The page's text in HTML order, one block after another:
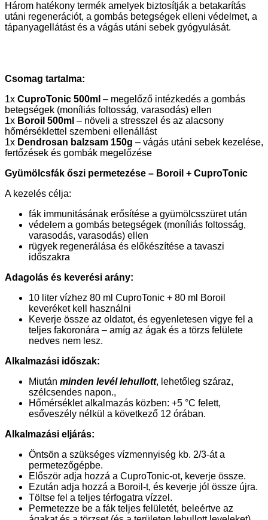
Három hatékony termék amelyek biztosítják a betakarítás
utáni regenerációt, a gombás betegségek elleni védelmet, a
tápanyagellátást és a vágás utáni sebek gyógyulását.
Csomag tartalma:
1x CuproTonic 500ml – megelőző intézkedés a gombás
betegségek (moníliás foltosság, varasodás) ellen
1x Boroil 500ml – növeli a stresszel és az alacsony
hőmérséklettel szembeni ellenállást
1x Dendrosan balzsam 150g – vágás utáni sebek kezelése,
fertőzések és gombák megelőzése
Gyümölcsfák őszi permetezése – Boroil + CuproTonic
A kezelés célja:
fák immunitásának erősítése a gyümölcsszüret után
védelem a gombás betegségek (moníliás foltosság,
varasodás, varasodás) ellen
rügyek regenerálása és előkészítése a tavaszi
időszakra
Adagolás és keverési arány:
10 liter vízhez 80 ml CuproTonic + 80 ml Boroil
keveréket kell használni
Keverje össze az oldatot, és egyenletesen vigye fel a
teljes fakoronára – amíg az ágak és a törzs felülete
nedves nem lesz.
Alkalmazási időszak:
Miután minden levél lehullott, lehetőleg száraz,
szélcsendes napon.,
Hőmérséklet alkalmazás közben: +5 °C felett,
esőveszély nélkül a következő 12 órában.
Alkalmazási eljárás:
Öntsön a szükséges vízmennyiség kb. 2/3-át a
permetezőgépbe.
Először adja hozzá a CuproTonic-ot, keverje össze.
Ezután adja hozzá a Boroil-t, és keverje jól össze újra.
Töltse fel a teljes térfogatra vízzel.
Permetezze be a fák teljes felületét, beleértve az